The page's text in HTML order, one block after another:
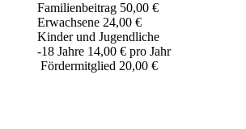
Familienbeitrag 50,00 €
Erwachsene 24,00 €
Kinder und Jugendliche
-18 Jahre 14,00 € pro Jahr
Fördermitglied 20,00 €